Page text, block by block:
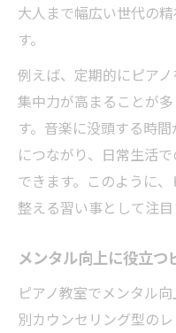
大人まで幅広い世代の
す。
例えば、定期的にピアノ
集中力が高まることが
す。音楽に没頭する時
につながり、日常生活
できます。このように
整える習い事として注目
メンタル向上に役立つ
ピアノ教室でメンタル
別カウンセリング型の